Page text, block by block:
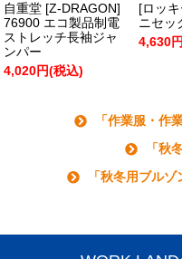
自重堂 [Z-DRAGON]
76900 エコ製品制電
ストレッチ長袖ジャ
ンパー
4,020円(税込)
[ロッ
ニセッ
4,630
「作業服・作
「秋
「秋冬用ブル